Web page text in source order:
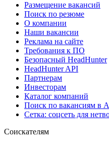
Размещение вакансий
Поиск по резюме
О компании
Наши вакансии
Реклама на сайте
Требования к ПО
Безопасный HeadHunter
HeadHunter API
Партнерам
Инвесторам
Каталог компаний
Поиск по вакансиям в
Сетка: соцсеть для
Соискателям